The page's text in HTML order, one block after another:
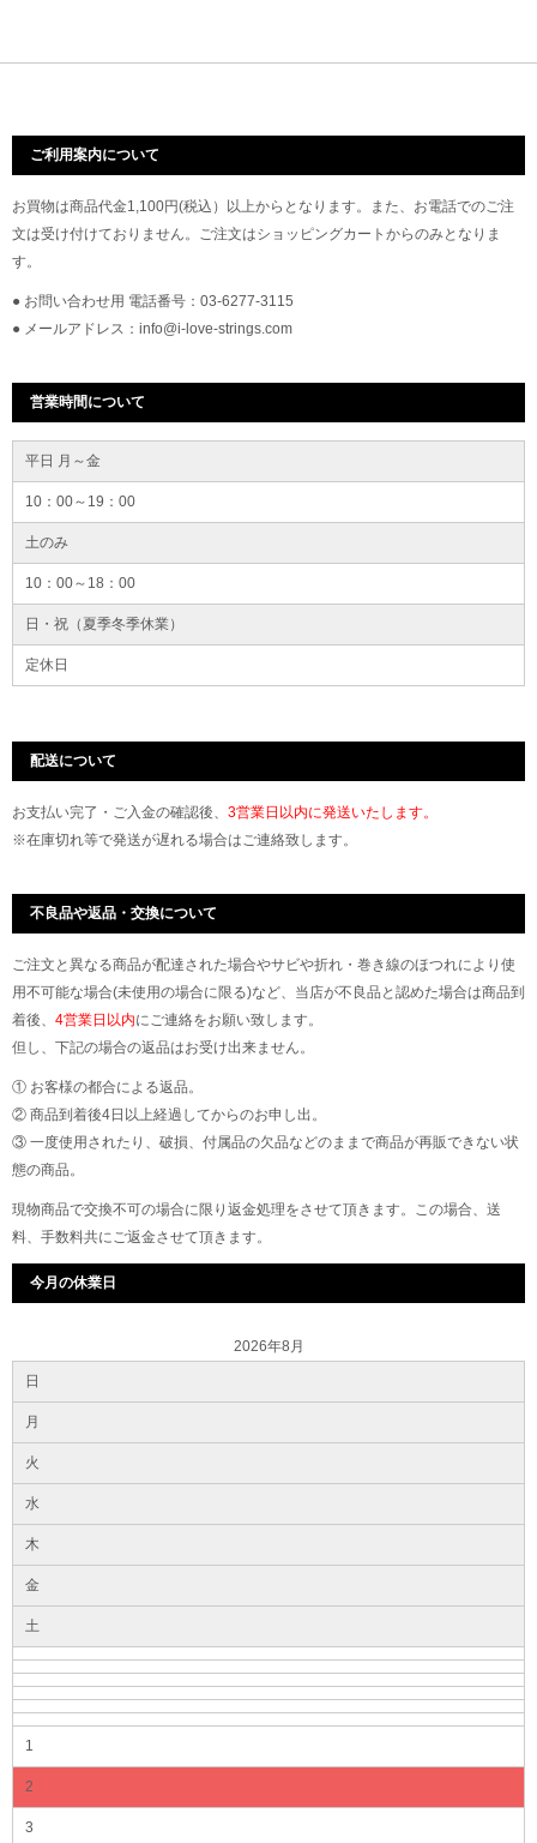
ご利用案内について
お買物は商品代金1,100円(税込）以上からとなります。また、お電話でのご注
文は受け付けておりません。ご注文はショッピングカートからのみとなりま
す。
● お問い合わせ用 電話番号：03-6277-3115
● メールアドレス：info@i-love-strings.com
営業時間について
平日 月～金
10：00～19：00
土のみ
10：00～18：00
日・祝（夏季冬季休業）
定休日
配送について
お支払い完了・ご入金の確認後、 3営業日以内に発送いたします。
※在庫切れ等で発送が遅れる場合はご連絡致します。
不良品や返品・交換について
ご注文と異なる商品が配達された場合やサビや折れ・巻き線のほつれにより使
用不可能な場合(未使用の場合に限る)など、当店が不良品と認めた場合は商品到
着後、 4営業日以内にご連絡をお願い致します。
但し、下記の場合の返品はお受け出来ません。
① お客様の都合による返品。
② 商品到着後4日以上経過してからのお申し出。
③ 一度使用されたり、破損、付属品の欠品などのままで商品が再販できない状
態の商品。
現物商品で交換不可の場合に限り返金処理をさせて頂きます。この場合、送
料、手数料共にご返金させて頂きます。
今月の休業日
2026年8月
日
月
火
水
木
金
土
1
2
3